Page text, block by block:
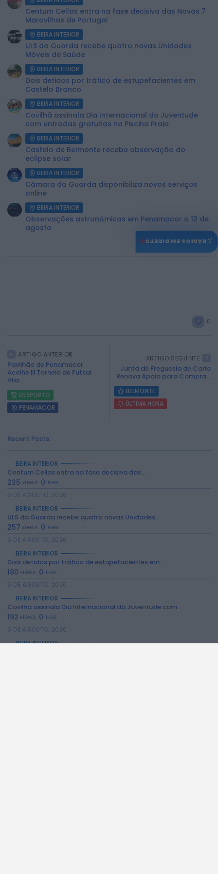
2026 Rádio Caria. Todos os direitos
Centum Cellas entra na fase decisiva das Novas 7
Maravilhas de Portugal
BEIRA INTERIOR
ULS da Guarda recebe quatro novas Unidades
Móveis de Saúde
BEIRA INTERIOR
Dois detidos por tráfico de estupefacientes em
Castelo Branco
BEIRA INTERIOR
Covilhã assinala Dia Internacional da Juventude
com entradas gratuitas na Piscina Praia
BEIRA INTERIOR
Castelo de Belmonte recebe observação do
eclipse solar
BEIRA INTERIOR
Câmara da Guarda disponibiliza novos serviços
online
BEIRA INTERIOR
Observações astronómicas em Penamacor a 12 de
agosto
0
ARTIGO ANTERIOR
Pavilhão de Penamacor
Acolhe III Torneio de Futsal
Vila...
DESPORTO
PENAMACOR
ARTIGO SEGUINTE
Junta de Freguesia de Caria
Renova Apoio para Compra...
BELMONTE
ÚLTIMA HORA
Recent Posts:
BEIRA INTERIOR
Centum Cellas entra na fase decisiva das...
235views 0 likes
6 DE AGOSTO, 2026
BEIRA INTERIOR
ULS da Guarda recebe quatro novas Unidades...
257views 0 likes
6 DE AGOSTO, 2026
BEIRA INTERIOR
Dois detidos por tráfico de estupefacientes em...
180views 0 likes
6 DE AGOSTO, 2026
BEIRA INTERIOR
Covilhã assinala Dia Internacional da Juventude com...
192views 0 likes
6 DE AGOSTO, 2026
BEIRA INTERIOR
♫
RÁDIOS EM DIRETO